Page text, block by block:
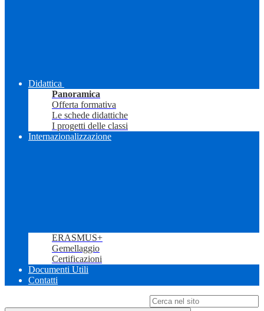
Didattica
Panoramica
Offerta formativa
Le schede didattiche
I progetti delle classi
Internazionalizzazione
ERASMUS+
Gemellaggio
Certificazioni
Documenti Utili
Contatti